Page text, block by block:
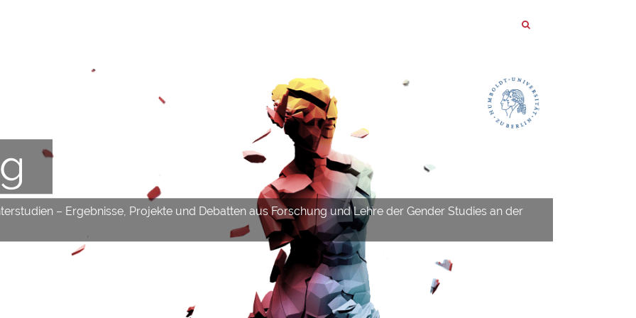
– Ergebnisse, Projekte und Debatten aus Forschung und Lehre der Gender Studies an der